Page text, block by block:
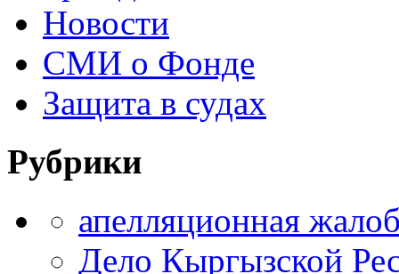
Новости
СМИ о Фонде
Защита в судах
Рубрики
апелляционная
Дело Кыргызской